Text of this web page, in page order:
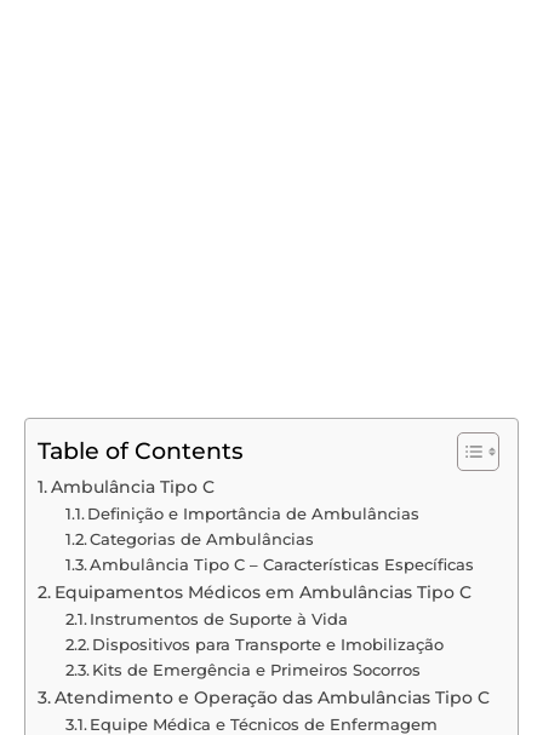
Table of Contents
Ambulância Tipo C
Definição e Importância de Ambulâncias
Categorias de Ambulâncias
Ambulância Tipo C – Características Específicas
Equipamentos Médicos em Ambulâncias Tipo C
Instrumentos de Suporte à Vida
Dispositivos para Transporte e Imobilização
Kits de Emergência e Primeiros Socorros
Atendimento e Operação das Ambulâncias Tipo C
Equipe Médica e Técnicos de Enfermagem